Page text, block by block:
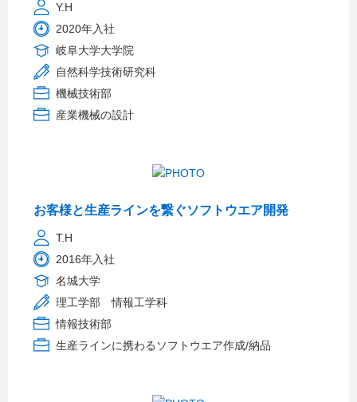
Y.H
2020年入社
岐阜大学大学院
自然科学技術研究科
機械技術部
産業機械の設計
お客様と生産ラインを繋ぐソフトウエア開発
T.H
2016年入社
名城大学
理工学部 情報工学科
情報技術部
生産ラインに携わるソフトウエア作成/納品